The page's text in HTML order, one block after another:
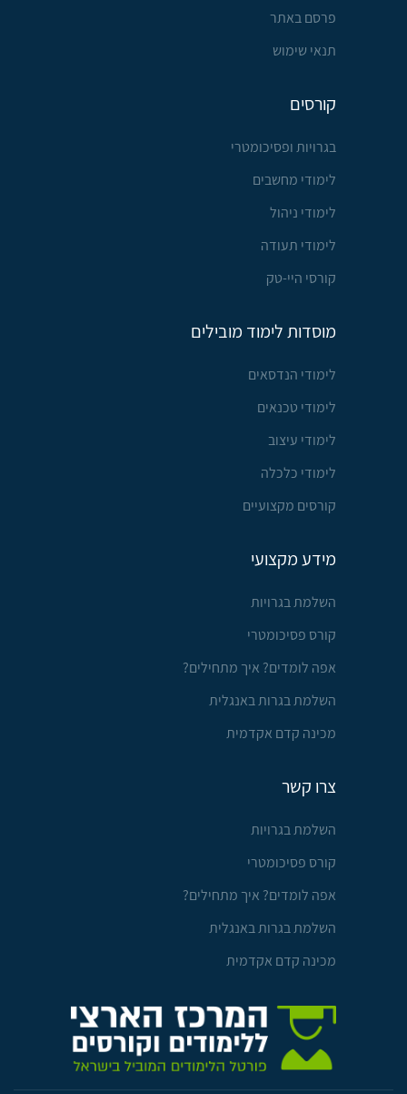
פרסם באתר
תנאי שימוש
קורסים
בגרויות ופסיכומטרי
לימודי מחשבים
לימודי ניהול
לימודי תעודה
קורסי היי-טק
מוסדות לימוד מובילים
לימודי הנדסאים
לימודי טכנאים
לימודי עיצוב
לימודי כלכלה
קורסים מקצועיים
מידע מקצועי
השלמת בגרויות
קורס פסיכומטרי
אפה לומדים? איך מתחילים?
השלמת בגרות באנגלית
מכינה קדם אקדמית
צרו קשר
השלמת בגרויות
קורס פסיכומטרי
אפה לומדים? איך מתחילים?
השלמת בגרות באנגלית
מכינה קדם אקדמית